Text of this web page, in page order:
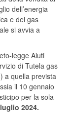
dell’energia
e del gas
si avvia a
legge Aiuti
di Tutela gas
a quella prevista
il 10 gennaio
per la sola
2024.